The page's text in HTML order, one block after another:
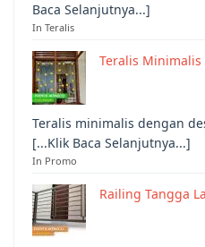
Baca Selanjutnya...]
In Teralis
Teralis
Teralis minimalis dengan
[...Klik Baca Selanjutnya...]
In Promo
Railing Tangga